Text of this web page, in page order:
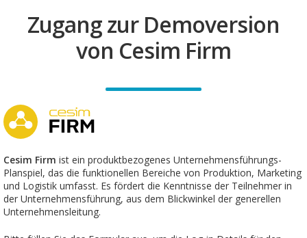
Zugang zur Demoversion
von Cesim Firm
Cesim Firm ist ein produktbezogenes Unternehmensführungs-
Planspiel, das die funktionellen Bereiche von Produktion, Marketing
und Logistik umfasst. Es fördert die Kenntnisse der Teilnehmer in
der Unternehmensführung, aus dem Blickwinkel der generellen
Unternehmensleitung.